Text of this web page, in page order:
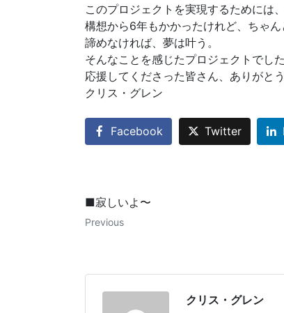
このプロジェクトを実現するためには
構想から6年もかかったけれど、ちゃん
諦めなければ、夢は叶う。
そんなことを感じたプロジェクトでした
応援してくださった皆さん、ありがと
クリス・グレン
Facebook Twitter
■寂しいよ〜
Previous
クリス・グレン